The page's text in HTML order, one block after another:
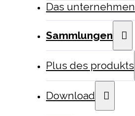
Das unternehmen
Sammlungen
Plus des produkts
Download